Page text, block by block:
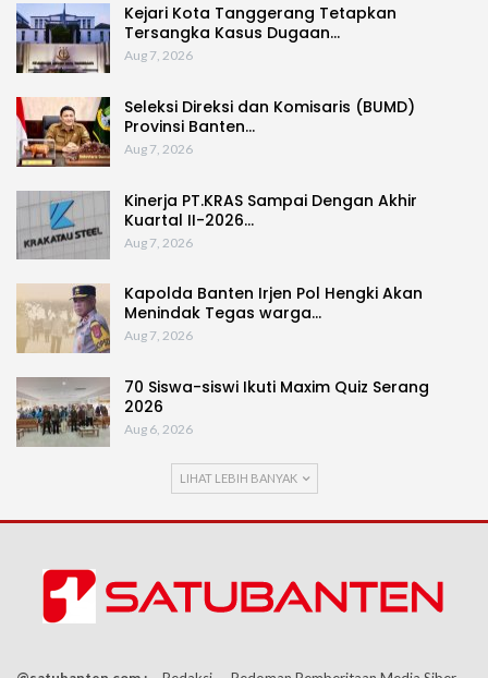
Kejari Kota Tanggerang Tetapkan
Tersangka Kasus Dugaan…
Aug 7, 2026
Seleksi Direksi dan Komisaris (BUMD)
Provinsi Banten…
Aug 7, 2026
Kinerja PT.KRAS Sampai Dengan Akhir
Kuartal II-2026…
Aug 7, 2026
Kapolda Banten Irjen Pol Hengki Akan
Menindak Tegas warga…
Aug 7, 2026
70 Siswa-siswi Ikuti Maxim Quiz Serang
2026
Aug 6, 2026
LIHAT LEBIH BANYAK